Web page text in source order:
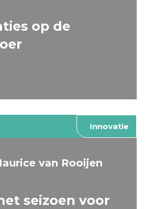
op de
Innovatie
van Rooijen
seizoen voor